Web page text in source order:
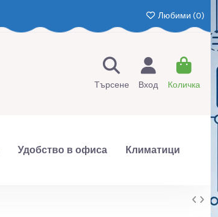
Любими (0)
Търсене Вход Количка
Удобство в офиса Климатици